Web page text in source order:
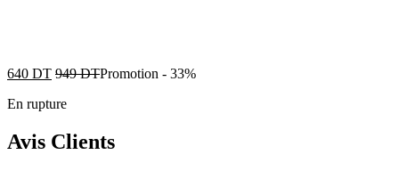
640 DT 949DTPromotion - 33%
En rupture
Avis Clients